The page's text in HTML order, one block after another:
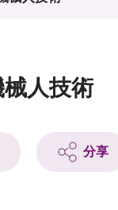
人技術
分享